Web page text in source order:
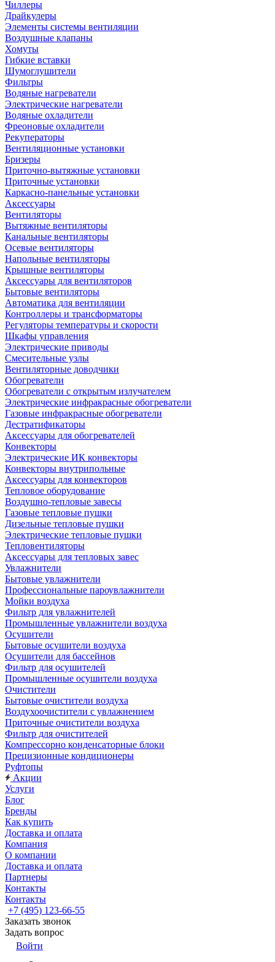
Чиллеры
Драйкулеры
Элементы системы вентиляции
Воздушные клапаны
Хомуты
Гибкие вставки
Шумоглушители
Фильтры
Водяные нагреватели
Электрические нагреватели
Водяные охладители
Фреоновые охладители
Рекуператоры
Вентиляционные установки
Бризеры
Приточно-вытяжные установки
Приточные установки
Каркасно-панельные установки
Аксессуары
Вентиляторы
Вытяжные вентиляторы
Канальные вентиляторы
Осевые вентиляторы
Напольные вентиляторы
Крышные вентиляторы
Аксессуары для вентиляторов
Бытовые вентиляторы
Автоматика для вентиляции
Контроллеры и трансформаторы
Регуляторы температуры и скорости
Шкафы управления
Электрические приводы
Смесительные узлы
Вентиляторные доводчики
Обогреватели
Обогреватели с открытым излучателем
Электрические инфракрасные обогреватели
Газовые инфракрасные обогреватели
Дестратификаторы
Аксессуары для обогревателей
Конвекторы
Электрические ИК конвекторы
Конвекторы внутрипольные
Аксессуары для конвекторов
Тепловое оборудование
Воздушно-тепловые завесы
Газовые тепловые пушки
Дизельные тепловые пушки
Электрические тепловые пушки
Тепловентиляторы
Аксессуары для тепловых завес
Увлажнители
Бытовые увлажнители
Профессиональные пароувлажнители
Мойки воздуха
Фильтр для увлажнителей
Промышленные увлажнители воздуха
Осушители
Бытовые осушители воздуха
Осушители для бассейнов
Фильтр для осушителей
Промышленные осушители воздуха
Очистители
Бытовые очистители воздуха
Воздухоочистители с увлажнением
Приточные очистители воздуха
Фильтр для очистителей
Компрессорно конденсаторные блоки
Прецизионные кондиционеры
Руфтопы
Акции
Услуги
Блог
Бренды
Как купить
Доставка и оплата
Компания
О компании
Доставка и оплата
Партнеры
Контакты
Контакты
+7 (495) 123-66-55
Заказать звонок
Задать вопрос
Войти